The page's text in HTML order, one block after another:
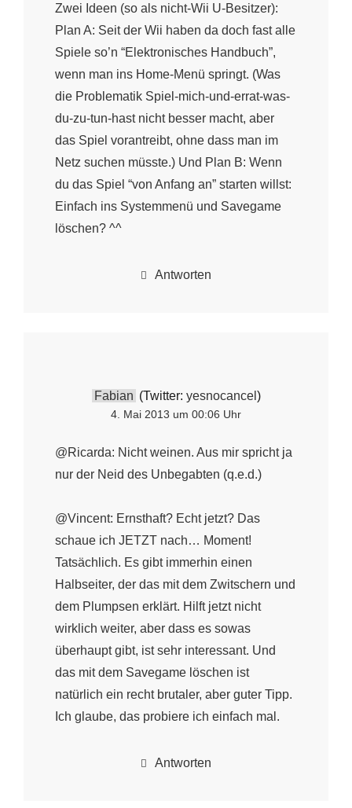
Zwei Ideen (so als nicht-Wii U-Besitzer):
Plan A: Seit der Wii haben da doch fast alle
Spiele so’n “Elektronisches Handbuch”,
wenn man ins Home-Menü springt. (Was
die Problematik Spiel-mich-und-errat-was-
du-zu-tun-hast nicht besser macht, aber
das Spiel vorantreibt, ohne dass man im
Netz suchen müsste.) Und Plan B: Wenn
du das Spiel “von Anfang an” starten willst:
Einfach ins Systemmenü und Savegame
löschen? ^^
Antworten
Fabian (Twitter: yesnocancel )
4. Mai 2013 um 00:06 Uhr
@Ricarda: Nicht weinen. Aus mir spricht ja
nur der Neid des Unbegabten (q.e.d.)
@Vincent: Ernsthaft? Echt jetzt? Das
schaue ich JETZT nach… Moment!
Tatsächlich. Es gibt immerhin einen
Halbseiter, der das mit dem Zwitschern und
dem Plumpsen erklärt. Hilft jetzt nicht
wirklich weiter, aber dass es sowas
überhaupt gibt, ist sehr interessant. Und
das mit dem Savegame löschen ist
natürlich ein recht brutaler, aber guter Tipp.
Ich glaube, das probiere ich einfach mal.
Antworten